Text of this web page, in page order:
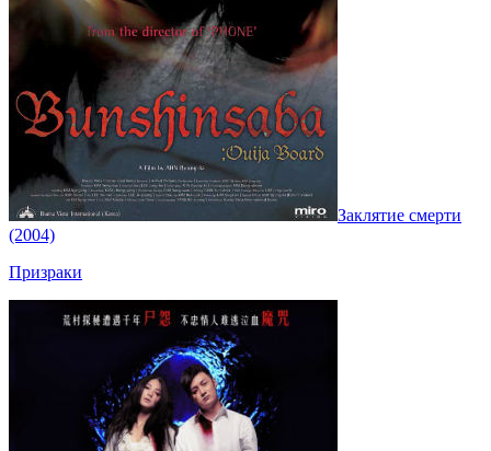
Заклятие смерти
(2004)
Призраки